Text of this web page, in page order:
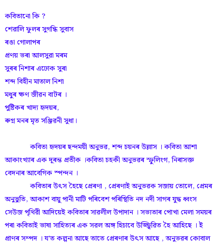
কবিতানো কি ?
শেৱালি ফুলৰ সুগন্ধি সুবাস
ৰঙা গোলাপৰ
প্ৰণয় ভৰা আলসুৱা মৰম
সুৰৰ নিশাৰ এঢোক সুৰা
শব্দ বিহীন মাতাল নিশা
মধুৰ ক্ষণ জীৱন বাটৰ ।
পুষ্টিকৰ খাদ্য হৃদয়ৰ,
ৰুগ্ন মনৰ মৃত সঞ্জিৱনী সুধা।
কবিতা হৃদয়ৰ ছন্দময়ী অনুভৱ, শব্দ চয়নৰ উল্লাস । কবিতা আশা
আকাংখ্যাৰ এক দূৰন্ত প্ৰতীক ।কবিতা চহকী অনুভৱৰ স্ফুলিংগ, নিৰাসক্ত
বেদনাৰ আবেগিক স্পন্দন ।
কবিতাৰ উৎস হৈছে প্ৰেৰণা , প্ৰেৰণাই অনুভৱক সজায় তোলে, প্ৰেমৰ
অনুভুতি, আকাশ বায়ু পানী মাটি পৰিবেশ পৰিস্থিতি নদ নদী সাগৰ যুদ্ধ ধ্বংস
সেউজ পৃথিৱী আদিয়েই কবিতাৰ সাৱলীল উপাদান । সভ্যতাৰ পোখা মেলা সময়ৰ
পৰা কবিতাই ভাষা সাহিত্যৰ এক সৱল অঙ্গ হিচাবে উজ্জ্বিৱিত হৈ আহিছে । ই
প্ৰাণৰ সম্পদ । য'ত কল্পনা আছে তাতে প্ৰেৰণাৰ উৎস আছে , অনুভৱৰ কোবাল